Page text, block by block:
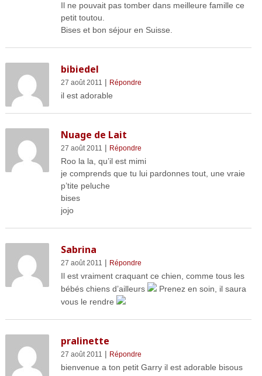
Il ne pouvait pas tomber dans meilleure famille ce
petit toutou.
Bises et bon séjour en Suisse.
bibiedel
27 août 2011 | Répondre
il est adorable
Nuage de Lait
27 août 2011 | Répondre
Roo la la, qu’il est mimi
je comprends que tu lui pardonnes tout, une vraie
p’tite peluche
bises
jojo
Sabrina
27 août 2011 | Répondre
Il est vraiment craquant ce chien, comme tous les
bébés chiens d’ailleurs
Prenez en soin, il saura
vous le rendre
pralinette
27 août 2011 | Répondre
bienvenue a ton petit Garry il est adorable bisous